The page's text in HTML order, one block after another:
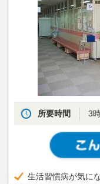
所要時間 3
生活習慣病が気に